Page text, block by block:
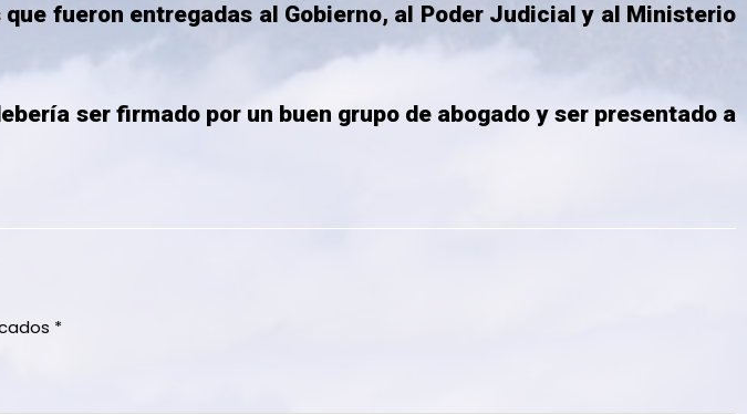
entregadas al Gobierno, al Poder Judicial y al Ministerio
ser firmado por un buen grupo de abogado y ser presentado a
*